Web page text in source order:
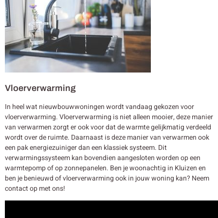
Vloerverwarming
In heel wat nieuwbouwwoningen wordt vandaag gekozen voor
vloerverwarming. Vloerverwarming is niet alleen mooier, deze manier
van verwarmen zorgt er ook voor dat de warmte gelijkmatig verdeeld
wordt over de ruimte. Daarnaast is deze manier van verwarmen ook
een pak energiezuiniger dan een klassiek systeem. Dit
verwarmingssysteem kan bovendien aangesloten worden op een
warmtepomp of op zonnepanelen. Ben je woonachtig in Kluizen en
ben je benieuwd of vloerverwarming ook in jouw woning kan? Neem
contact op met ons!